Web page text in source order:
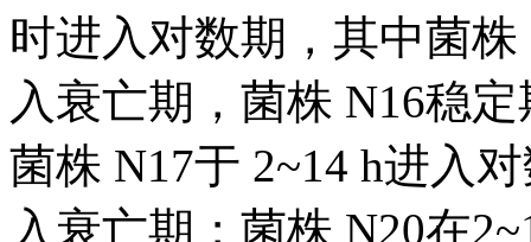
时进入对数期，其中菌株
入衰亡期，菌株 N16稳
菌株 N17于 2~14 h进入
入衰亡期；菌株 N20在